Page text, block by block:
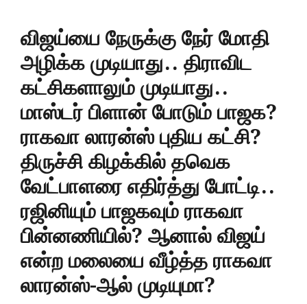
விஜய்யை நேருக்கு நேர் மோதி
அழிக்க முடியாது.. திராவிட
கட்சிகளாலும் முடியாது..
மாஸ்டர் பிளான் போடும் பாஜக?
ராகவா லாரன்ஸ் புதிய கட்சி?
திருச்சி கிழக்கில் தவெக
வேட்பாளரை எதிர்த்து போட்டி..
ரஜினியும் பாஜகவும் ராகவா
பின்னணியில்? ஆனால் விஜய்
என்ற மலையை வீழ்த்த ராகவா
லாரன்ஸ்-ஆல் முடியுமா?